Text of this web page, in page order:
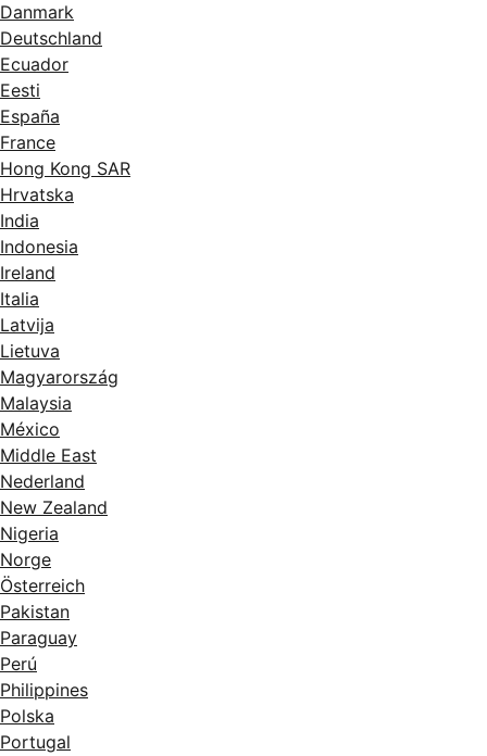
Danmark
Deutschland
Ecuador
Eesti
España
France
Hong Kong SAR
Hrvatska
India
Indonesia
Ireland
Italia
Latvija
Lietuva
Magyarország
Malaysia
México
Middle East
Nederland
New Zealand
Nigeria
Norge
Österreich
Pakistan
Paraguay
Perú
Philippines
Polska
Portugal